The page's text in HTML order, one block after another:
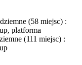
(58 miejsc) :
platforma
(111 miejsc) :